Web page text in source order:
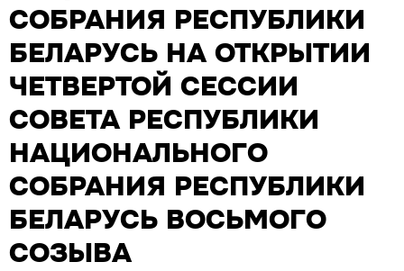
СОБРАНИЯ РЕСПУБЛИКИ
БЕЛАРУСЬ НА ОТКРЫТИИ
ЧЕТВЕРТОЙ СЕССИИ
СОВЕТА РЕСПУБЛИКИ
НАЦИОНАЛЬНОГО
СОБРАНИЯ РЕСПУБЛИКИ
БЕЛАРУСЬ ВОСЬМОГО
СОЗЫВА